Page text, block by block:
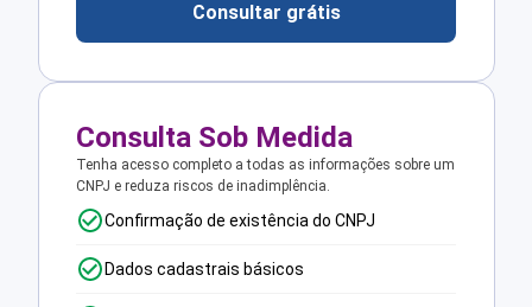
Consultar grátis
Consulta Sob Medida
Tenha acesso completo a todas as informações sobre um
CNPJ e reduza riscos de inadimplência.
Confirmação de existência do CNPJ
Dados cadastrais básicos